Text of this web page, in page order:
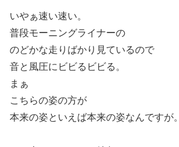
いやぁ速い速い。
普段モーニングライナーの
のどかな走りばかり見ているので
音と風圧にビビるビビる。
まぁ
こちらの姿の方が
本来の姿といえば本来の姿なんですが。